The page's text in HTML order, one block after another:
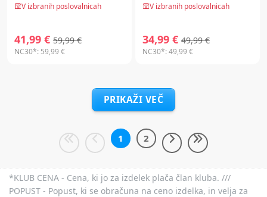
V izbranih poslovalnicah
41,99 € 59,99 €
NC30*: 59,99 €
V izbranih poslovalnicah
34,99 € 49,99 €
NC30*:49,99 €
PRIKAŽI VEČ
1 2
*KLUB CENA - Cena, ki jo za izdelek plača član kluba. ///
POPUST - Popust, ki se obračuna na ceno izdelka, in velja za